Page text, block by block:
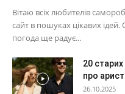
Вітаю всіх любителів
сайт в пошуках цікавих
погода ще радує...
20
про
26.10.2025